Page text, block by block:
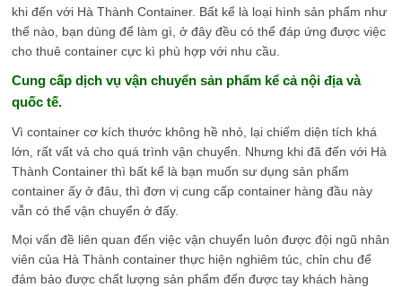
khi đến với Hà Thành Container. Bất kể là loại hình sản phẩm như
thế nào, bạn dùng để làm gì, ở đây đều có thể đáp ứng được việc
cho thuê container cực kì phù hợp với nhu cầu.
Cung cấp dịch vụ vận chuyển sản phẩm kể cả nội địa và
quốc tế.
Vì container cơ kích thước không hề nhỏ, lại chiếm diện tích khá
lớn, rất vất vả cho quá trình vận chuyển. Nhưng khi đã đến với Hà
Thành Container thì bất kể là bạn muốn sư dụng sản phẩm
container ấy ở đâu, thì đơn vị cung cấp container hàng đầu này
vẫn có thể vận chuyển ở đấy.
Mọi vấn đề liên quan đến việc vận chuyển luôn được đội ngũ nhân
viên của Hà Thành container thực hiện nghiêm túc, chỉn chu để
đảm bảo được chất lượng sản phẩm đến được tay khách hàng